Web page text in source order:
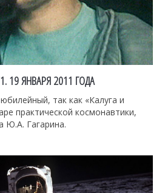
19 ЯНВАРЯ 2011 ГОДА
так как «Калуга и
практической космонавтики,
Ю.А. Гагарина.